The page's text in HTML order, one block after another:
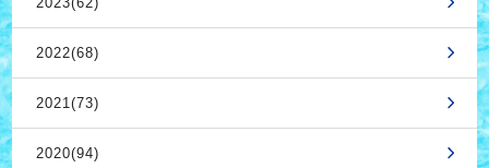
2022(68)
2021(73)
2020(94)